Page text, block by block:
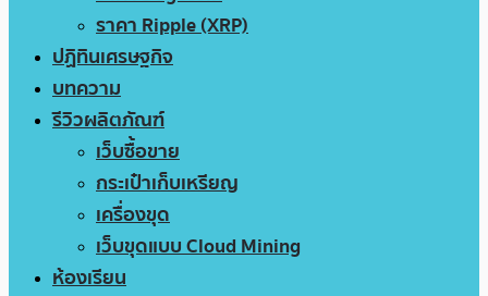
ราคา Ripple (XRP)
ปฏิทินเศรษฐกิจ
บทความ
รีวิวผลิตภัณฑ์
เว็บซื้อขาย
กระเป๋าเก็บเหรียญ
เครื่องขุด
เว็บขุดแบบ Cloud Mining
ห้องเรียน